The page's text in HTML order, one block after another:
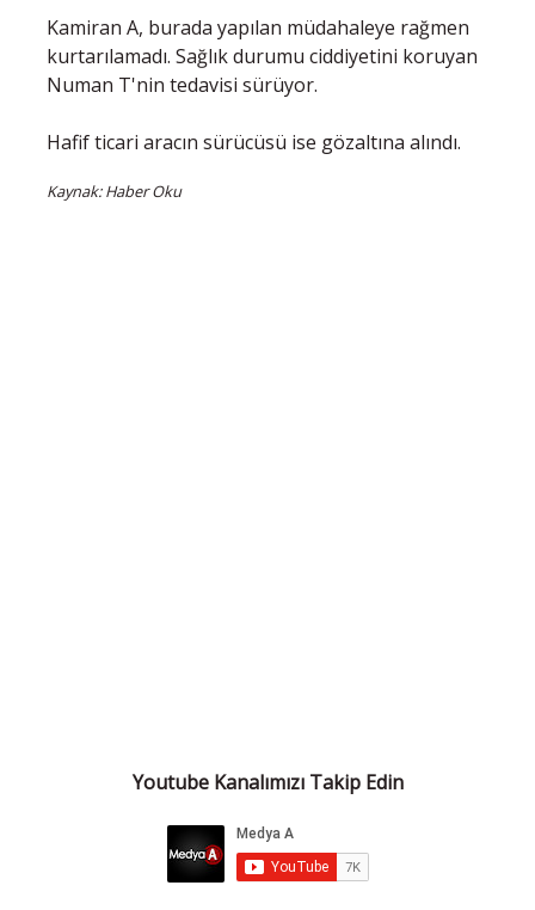
Kamiran A, burada yapılan müdahaleye rağmen
kurtarılamadı. Sağlık durumu ciddiyetini koruyan
Numan T'nin tedavisi sürüyor.
Hafif ticari aracın sürücüsü ise gözaltına alındı.
Kaynak: Haber Oku
Youtube Kanalımızı Takip Edin